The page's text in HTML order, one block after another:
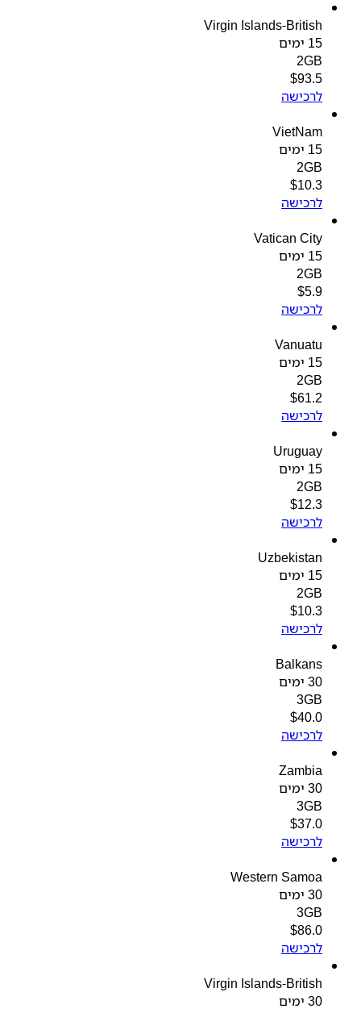
Virgin Islands-British
2GB
$93.5
לרכישה
VietNam
2GB
$10.3
לרכישה
Vatican City
2GB
$
לרכישה
Vanuatu
2GB
$61.2
לרכישה
Uruguay
2GB
$12.3
לרכישה
Uzbekistan
2GB
$10.3
לרכישה
Balkans
3GB
$40.0
לרכישה
Zambia
3GB
$37.0
לרכישה
Western Samoa
3GB
$86.0
לרכישה
Virgin Islands-British